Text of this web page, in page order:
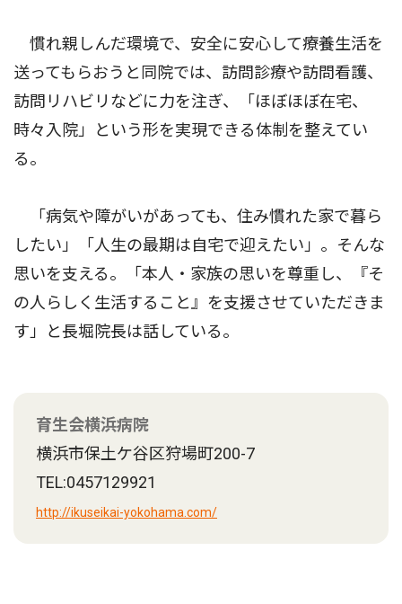
慣れ親しんだ環境で、安全に安心して療養生活を
送ってもらおうと同院では、訪問診療や訪問看護、
訪問リハビリなどに力を注ぎ、「ほぼほぼ在宅、
時々入院」という形を実現できる体制を整えてい
る。
「病気や障がいがあっても、住み慣れた家で暮ら
したい」「人生の最期は自宅で迎えたい」。そんな
思いを支える。「本人・家族の思いを尊重し、『そ
の人らしく生活すること』を支援させていただきま
す」と長堀院長は話している。
育生会横浜病院
横浜市保土ケ谷区狩場町200-7
TEL:0457129921
http://ikuseikai-yokohama.com/